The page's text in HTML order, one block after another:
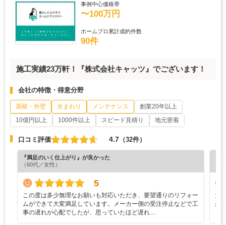
事例中心価格帯
〜100万円
ホームプロ累計成約件数
90件
施工実績23万軒！『株式会社キャッツ』でございます！
会社の特徴・得意分野
屋根・外壁 水まわり メンテナンス
創業20年以上
10億円以上
1000件以上 スピード見積り 地元密着
口コミ評価 4.7 （32件）
『満足のいく仕上がり』が良かった
（60代／女性）
5
この度は多少無理なお願いも対応いただき、要望通りのリフォー
ムができて大変満足しています。メーカー側の受注停止などで工
事の遅れが心配でしたが、思っていたほど遅れ…
大
か